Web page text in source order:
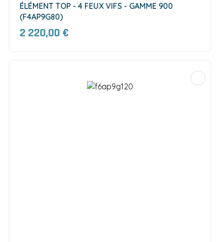
ÉLÉMENT TOP - 4 FEUX VIFS - GAMME 900
(F4AP9G80)
2 220,00 €